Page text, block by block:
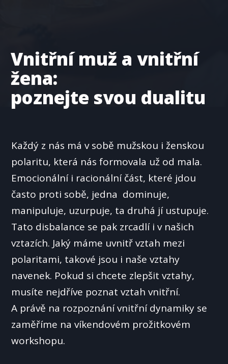
Vnitřní muž a vnitřní
žena:
poznejte svou dualitu
Každý z nás má v sobě mužskou i ženskou
polaritu, která nás formovala už od mala.
Emocionální i racionální část, které jdou
často proti sobě, jedna dominuje,
manipuluje, uzurpuje, ta druhá jí ustupuje.
Tato disbalance se pak zrcadlí i v našich
vztazích. Jaký máme uvnitř vztah mezi
polaritami, takové jsou i naše vztahy
navenek. Pokud si chcete zlepšit vztahy,
musíte nejdříve poznat vztah vnitřní.
A právě na rozpoznání vnitřní dynamiky se
zaměříme na víkendovém prožitkovém
workshopu.